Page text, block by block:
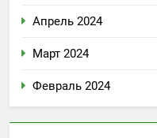
Апрель 2024
Март 2024
Февраль 2024